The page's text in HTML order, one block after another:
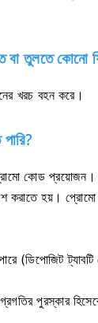
বা তুলতে কোনো
খরচ বহন করে।
কোড প্রয়োজন।
করাতে হয়।
(ডিপোজিট
পুরস্কার